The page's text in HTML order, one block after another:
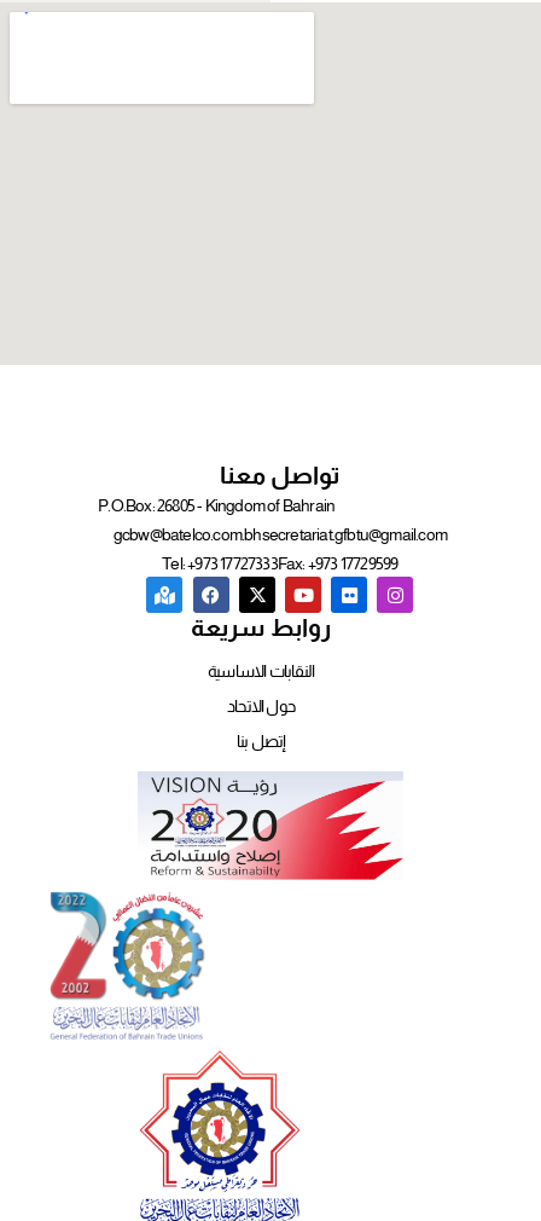
تواصل معنا
P.O.Box: 26805 - Kingdom of Bahrain
gcbw@batelco.com.bhsecretariat.gfbtu@gmail.com
Tel: +973 17727333Fax: +973 17729599
روابط سريعة
النقابات الاساسية
حول الاتحاد
إتصل بنا